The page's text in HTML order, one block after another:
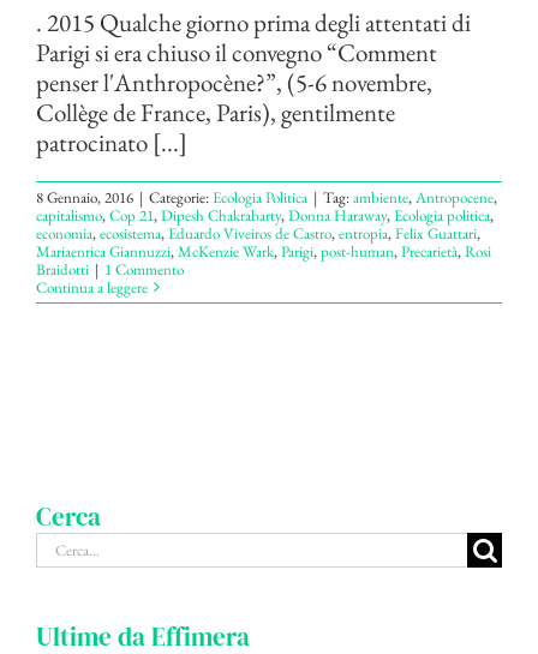
. 2015 Qualche giorno prima degli attentati di
Parigi si era chiuso il convegno “Comment
penser l'Anthropocène?”, (5-6 novembre,
Collège de France, Paris), gentilmente
patrocinato [...]
8 Gennaio, 2016 | Categorie:Ecologia Politica | Tag:ambiente,Antropocene,
capitalismo,Cop 21,Dipesh Chakrabarty,Donna Haraway,Ecologia politica,
economia,ecosistema,Eduardo Viveiros de Castro,entropia,Felix Guattari,
Mariaenrica Giannuzzi,McKenzie Wark,Parigi,post-human,Precarietà,Rosi
Braidotti | 1 Commento
Continua a leggere
Cerca
Cerca
per:
Ultime da Effimera